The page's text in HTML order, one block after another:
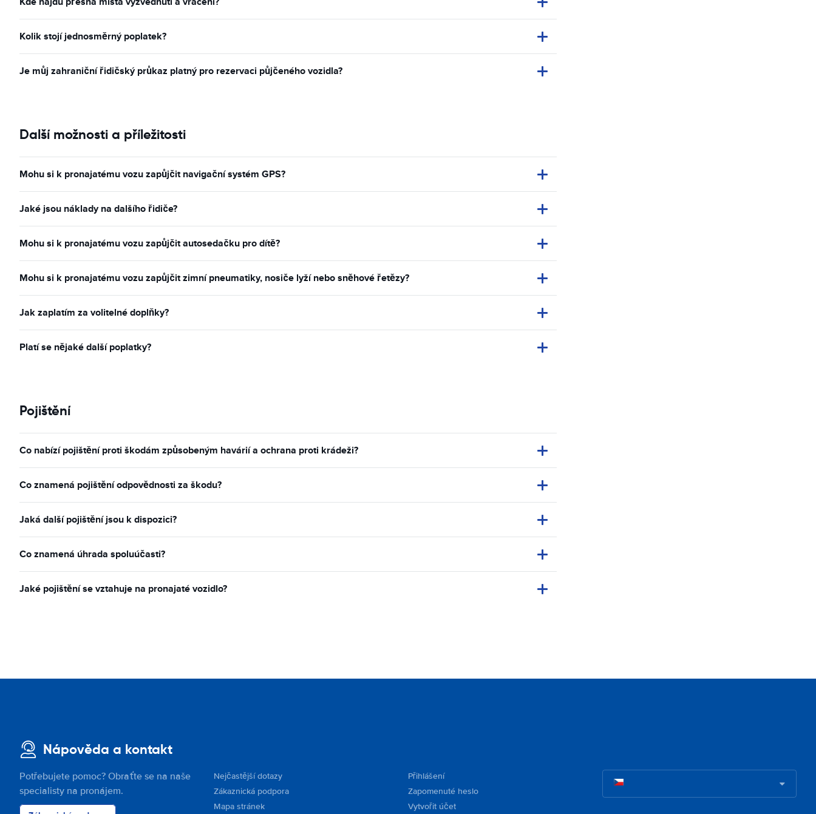
Kolik stojí jednosměrný poplatek?
Je můj zahraniční řidičský průkaz platný pro rezervaci půjčeného vozidla?
Další možnosti a příležitosti
Mohu si k pronajatému vozu zapůjčit navigační systém GPS?
Jaké jsou náklady na dalšího řidiče?
Mohu si k pronajatému vozu zapůjčit autosedačku pro dítě?
Mohu si k pronajatému vozu zapůjčit zimní pneumatiky, nosiče lyží nebo sněhové řetězy?
Jak zaplatím za volitelné doplňky?
Platí se nějaké další poplatky?
Pojištění
Co nabízí pojištění proti škodám způsobeným havárií a ochrana proti krádeži?
Co znamená pojištění odpovědnosti za škodu?
Jaká další pojištění jsou k dispozici?
Co znamená úhrada spoluúčasti?
Jaké pojištění se vztahuje na pronajaté vozidlo?
Nápověda a kontakt
Potřebujete pomoc? Obraťte se na naše
specialisty na pronájem.
Nejčastější dotazy
Zákaznická podpora
Mapa stránek
Přihlášení
Zapomenuté heslo
Vytvořit účet